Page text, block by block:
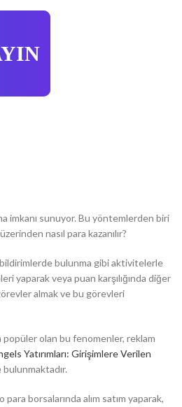
imkanı sunuyor. Bu yöntemlerden biri
nasıl para kazanılır?
bulunma gibi aktivitelerle
yaparak veya puan karşılığında diğer
almak ve bu görevleri
popüler olan bu fenomenler, reklam
Yatırımları: Girişimlere Verilen
bulunmaktadır.
borsalarında alım satım yaparak,